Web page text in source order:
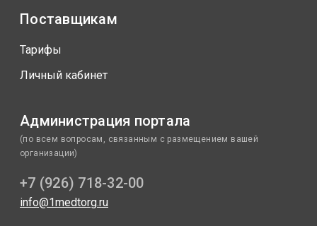
Поставщикам
Тарифы
Личный кабинет
Администрация портала
(по всем вопросам, связанным с размещением вашей
организации)
+7 (926) 718-32-00
info@1medtorg.ru